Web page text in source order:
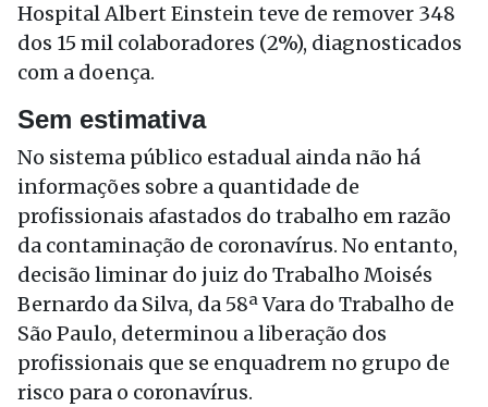
Hospital Albert Einstein teve de remover 348
dos 15 mil colaboradores (2%), diagnosticados
com a doença.
Sem estimativa
No sistema público estadual ainda não há
informações sobre a quantidade de
profissionais afastados do trabalho em razão
da contaminação de coronavírus. No entanto,
decisão liminar do juiz do Trabalho Moisés
Bernardo da Silva, da 58ª Vara do Trabalho de
São Paulo, determinou a liberação dos
profissionais que se enquadrem no grupo de
risco para o coronavírus.